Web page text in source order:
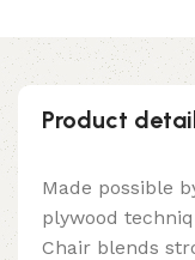
Product
Made possible
plywood
Chair blends